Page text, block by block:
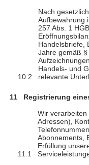
Nach
Aufbewahrung
257 Abs. 1
Handelsbriefe,
Jahre gemäß §
Handels- und
relevante
Registrierung
Wir verarbeiten
Adressen),
Abonnements,
Erfüllung